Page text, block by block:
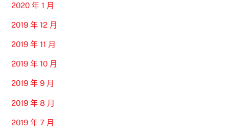
2020 年 1 月
2019 年 12 月
2019 年 11 月
2019 年 10 月
2019 年 9 月
2019 年 8 月
2019 年 7 月